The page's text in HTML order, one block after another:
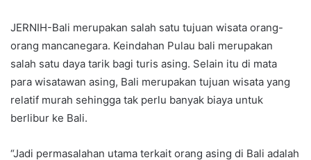
JERNIH-Bali merupakan salah satu tujuan wisata orang-
orang mancanegara. Keindahan Pulau bali merupakan
salah satu daya tarik bagi turis asing. Selain itu di mata
para wisatawan asing, Bali merupakan tujuan wisata yang
relatif murah sehingga tak perlu banyak biaya untuk
berlibur ke Bali.
“Jadi permasalahan utama terkait orang asing di Bali adalah